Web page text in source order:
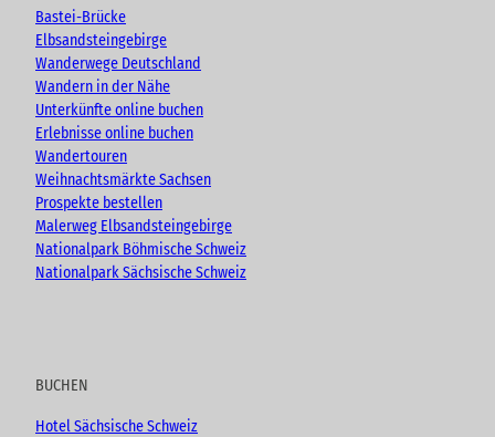
e
o
k
r
a
m
Bastei-Brücke
Elbsandsteingebirge
Wanderwege Deutschland
Wandern in der Nähe
Unterkünfte online buchen
Erlebnisse online buchen
Wandertouren
Weihnachtsmärkte Sachsen
Prospekte bestellen
Malerweg Elbsandsteingebirge
Nationalpark Böhmische Schweiz
Nationalpark Sächsische Schweiz
BUCHEN
Hotel Sächsische Schweiz